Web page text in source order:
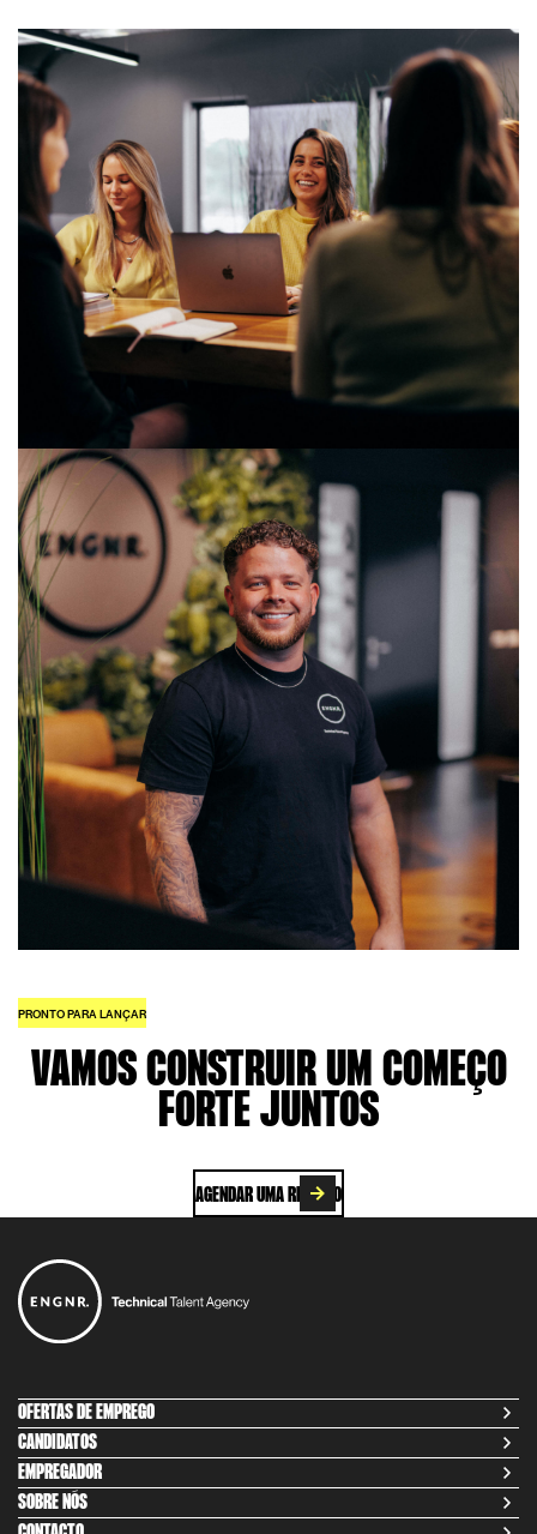
PRONTO PARA LANÇAR
VAMOS CONSTRUIR UM COMEÇO
FORTE JUNTOS
AGENDAR UMA REUNIÃO
OFERTAS DE EMPREGO
CANDIDATOS
EMPREGADOR
SOBRE NÓS